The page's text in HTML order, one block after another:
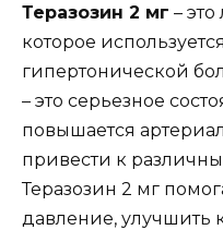
Теразозин 2 мг –
которое
гипертонической
– это серьезное
повышается
привести к
Теразозин 2 мг
давление, улучшить